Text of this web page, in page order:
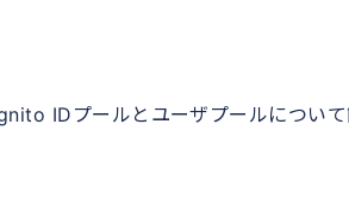
IDプールとユーザプールについ